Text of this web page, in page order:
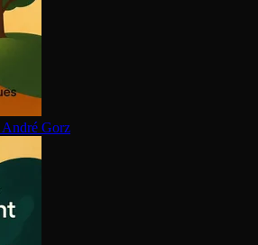
André Gorz